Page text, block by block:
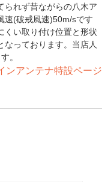
られず昔ながらの八木ア
速(破戒風速)50m/sです
くい取り付け位置と形状
なっております。当店人
。
ンアンテナ特設ページ